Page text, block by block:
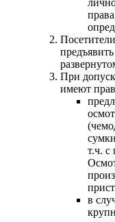
При
имеют
т.ч. с
в